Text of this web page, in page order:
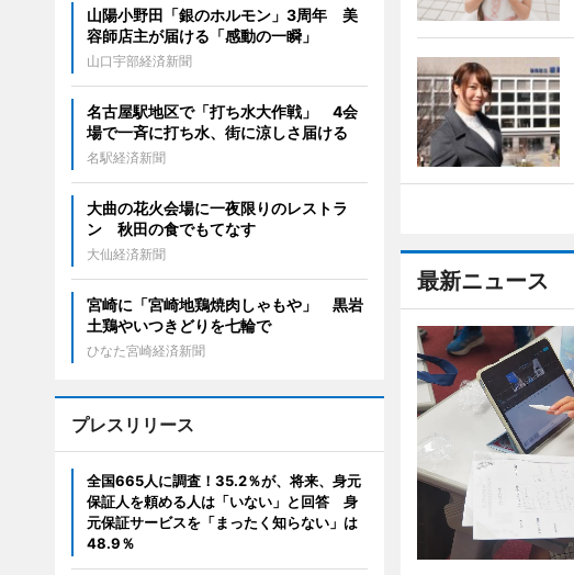
最新ニュース
山陽小野田「銀のホルモン」3周年 美
容師店主が届ける「感動の一瞬」
山口宇部経済新聞
名古屋駅地区で「打ち水大作戦」 4会
場で一斉に打ち水、街に涼しさ届ける
名駅経済新聞
大曲の花火会場に一夜限りのレストラ
ン 秋田の食でもてなす
大仙経済新聞
宮崎に「宮崎地鶏焼肉しゃもや」 黒岩
土鶏やいつきどりを七輪で
ひなた宮崎経済新聞
プレスリリース
全国665人に調査！35.2％が、将来、身元
保証人を頼める人は「いない」と回答 身
元保証サービスを「まったく知らない」は
48.9％